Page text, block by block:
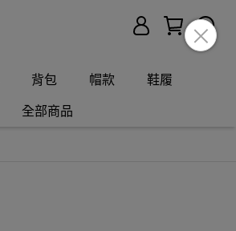
背包 帽款
鞋履
全部商品